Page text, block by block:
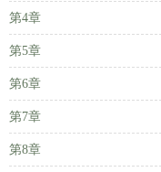
第4章
第5章
第6章
第7章
第8章